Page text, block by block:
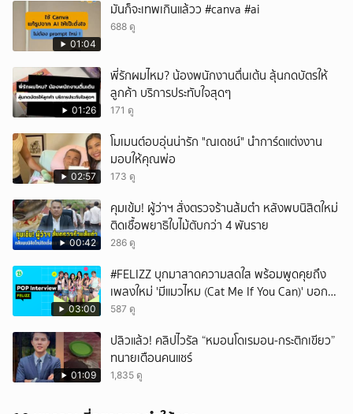
01:04
มันก็จะเทพเกินแล้วว #canva #ai
688 ดู
01:26
พี่รักผมไหม? น้องพนักงานตื่นเต้น ลุ้นกดบัตรให้
ลูกค้า บริการประทับใจสุดๆ
171 ดู
02:57
โมเมนต์อบอุ่นน่ารัก "ณเดชน์" นำการ์ดแต่งงาน
มอบให้คุณพ่อ
173 ดู
00:42
คุมเข้ม! ผู้ว่าฯ สั่งตรวจร้านส้มตำ หลังพบนิสิตใหม่
ติดเชื้อพยาธิใบไม้ตับกว่า 4 พันราย
286 ดู
03:00
#FELIZZ บุกมาสาดความสดใส พร้อมพูดคุยถึง
เพลงใหม่ 'มีแมวไหม (Cat Me If You Can)' บอก
เลยว่าเริ่ดไม่ไหว 🌟
587 ดู
01:09
ปลิวแล้ว! คลิปไวรัล “หมอนโดเรมอน-กระติกเขียว”
ทนายเตือนคนแชร์
1,835 ดู